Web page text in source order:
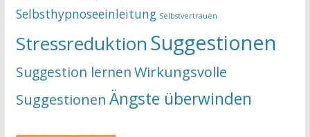
Selbsthypnoseeinleitung Selbstvertrauen
StressreduktionSuggestionen
Suggestion lernenWirkungsvolle
Suggestionen Ängste überwinden